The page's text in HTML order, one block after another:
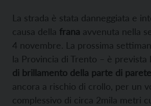
La strada è stata danneggiata e
causa della frana avvenuta nella
4 novembre. La prossima
la Provincia di Trento – è prevista
di brillamento della parte di
ancora a rischio di crollo, per un
complessivo di circa 2mila metri